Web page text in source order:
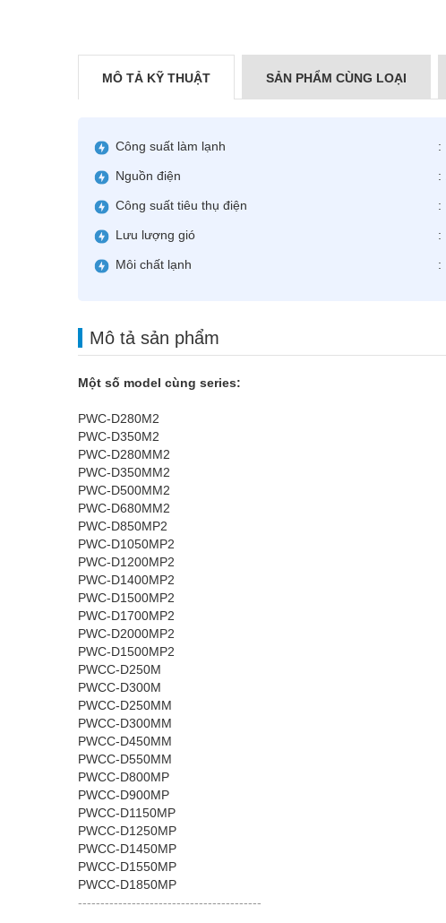
MÔ TẢ KỸ THUẬT SẢN PHẨM CÙNG LOẠI
Công suất làm lạnh :
Nguồn điện :
Công suất tiêu thụ điện :
Lưu lượng gió :
Môi chất lạnh :
Mô tả sản phẩm
Một số model cùng series:
PWC-D280M2
PWC-D350M2
PWC-D280MM2
PWC-D350MM2
PWC-D500MM2
PWC-D680MM2
PWC-D850MP2
PWC-D1050MP2
PWC-D1200MP2
PWC-D1400MP2
PWC-D1500MP2
PWC-D1700MP2
PWC-D2000MP2
PWC-D1500MP2
PWCC-D250M
PWCC-D300M
PWCC-D250MM
PWCC-D300MM
PWCC-D450MM
PWCC-D550MM
PWCC-D800MP
PWCC-D900MP
PWCC-D1150MP
PWCC-D1250MP
PWCC-D1450MP
PWCC-D1550MP
PWCC-D1850MP
-----------------------------------------